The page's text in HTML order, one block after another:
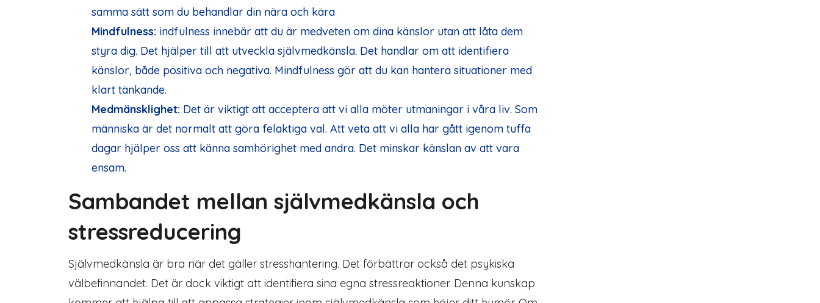
samma sätt som du behandlar din nära och kära
Mindfulness: indfulness innebär att du är medveten om dina känslor utan att låta dem
styra dig. Det hjälper till att utveckla självmedkänsla. Det handlar om att identifiera
känslor, både positiva och negativa. Mindfulness gör att du kan hantera situationer med
klart tänkande.
Medmänsklighet: Det är viktigt att acceptera att vi alla möter utmaningar i våra liv. Som
människa är det normalt att göra felaktiga val. Att veta att vi alla har gått igenom tuffa
dagar hjälper oss att känna samhörighet med andra. Det minskar känslan av att vara
ensam.
Sambandet mellan självmedkänsla och
stressreducering
Självmedkänsla är bra när det gäller stresshantering. Det förbättrar också det psykiska
välbefinnandet. Det är dock viktigt att identifiera sina egna stressreaktioner. Denna kunskap